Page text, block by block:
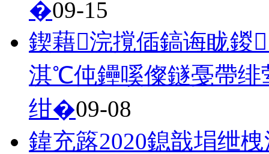
�09-15
鍥藉浣撹偛鎬诲眬鍐
淇℃伅鑸嗘儏鐩戞帶绯
绀�09-08
鍏充簬2020鎴戠埍绁